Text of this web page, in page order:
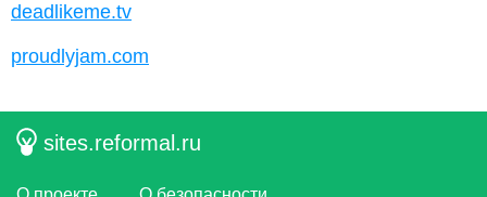
deadlikeme.tv
proudlyjam.com
sites.reformal.ru